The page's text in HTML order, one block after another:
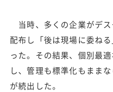
当時、多くの企業がデ
配布し「後は現場に委ね
った。その結果、個別最
し、管理も標準化もまま
が続出した。